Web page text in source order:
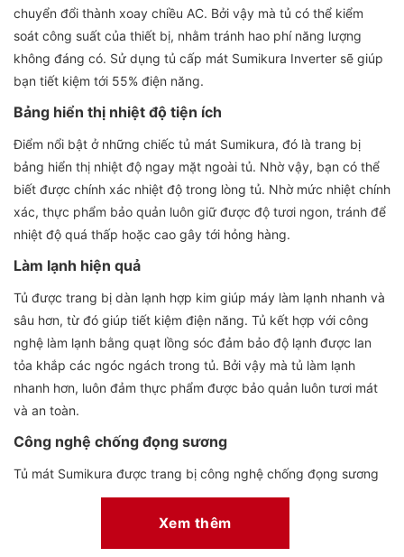
chuyển đổi thành xoay chiều AC. Bởi vậy mà tủ có thể kiểm
soát công suất của thiết bị, nhằm tránh hao phí năng lượng
không đáng có. Sử dụng tủ cấp mát Sumikura Inverter sẽ giúp
bạn tiết kiệm tới 55% điện năng.
Bảng hiển thị nhiệt độ tiện ích
Điểm nổi bật ở những chiếc tủ mát Sumikura, đó là trang bị
bảng hiển thị nhiệt độ ngay mặt ngoài tủ. Nhờ vậy, bạn có thể
biết được chính xác nhiệt độ trong lòng tủ. Nhờ mức nhiệt chính
xác, thực phẩm bảo quản luôn giữ được độ tươi ngon, tránh để
nhiệt độ quá thấp hoặc cao gây tới hỏng hàng.
Làm lạnh hiện quả
Tủ được trang bị dàn lạnh hợp kim giúp máy làm lạnh nhanh và
sâu hơn, từ đó giúp tiết kiệm điện năng. Tủ kết hợp với công
nghệ làm lạnh bằng quạt lồng sóc đảm bảo độ lạnh được lan
tỏa khắp các ngóc ngách trong tủ. Bởi vậy mà tủ làm lạnh
nhanh hơn, luôn đảm thực phẩm được bảo quản luôn tươi mát
và an toàn.
Công nghệ chống đọng sương
Tủ mát Sumikura được trang bị công nghệ chống đọng sương
giúp cửa tủ luôn trong suốt, hỗ trợ hiệu quả cho quá trình quan
Gas R600A an toàn
Xem thêm